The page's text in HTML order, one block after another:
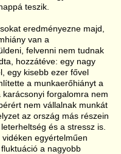
teszik.
eredményezne majd,
van a
felvenni nem tudnak
hozzátéve: egy nagy
egy kisebb ezer fővel
a munkaerőhiányt a
forgalomra nem
nem vállalnak munkát
az ország más részein
és a stressz is.
egyértelműen
a nagyobb